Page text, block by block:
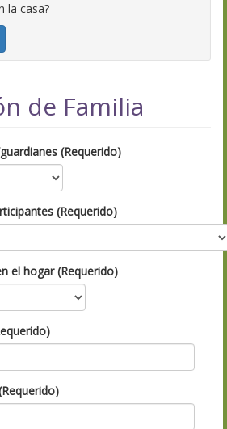
la casa?
de Familia
(Requerido)
(Requerido)
el hogar (Requerido)